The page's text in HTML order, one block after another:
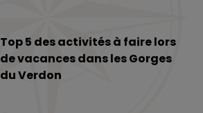
Top 5 des activités à faire lors
de vacances dans les Gorges
du Verdon